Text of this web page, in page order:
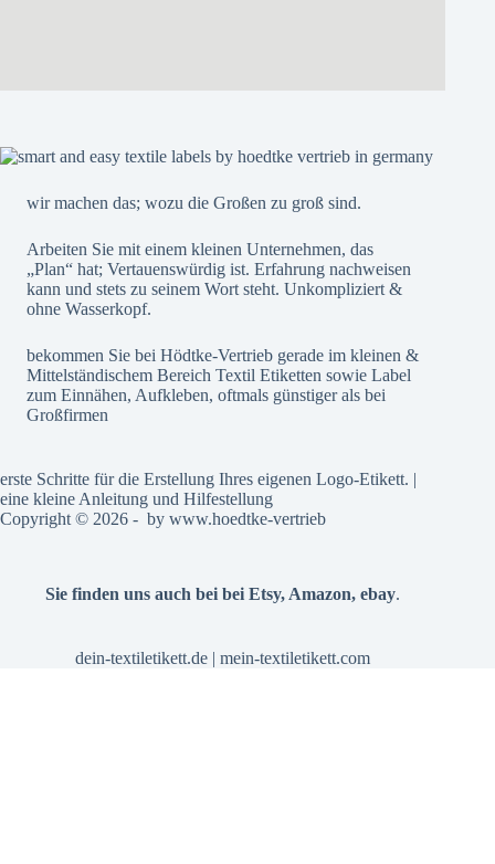
wir machen das; wozu die Großen zu groß sind.
Arbeiten Sie mit einem kleinen Unternehmen, das
„Plan“ hat; Vertauenswürdig ist. Erfahrung nachweisen
kann und stets zu seinem Wort steht. Unkompliziert &
ohne Wasserkopf.
bekommen Sie bei Hödtke-Vertrieb gerade im kleinen &
Mittelständischem Bereich Textil Etiketten sowie Label
zum Einnähen, Aufkleben, oftmals günstiger als bei
Großfirmen
erste Schritte für die Erstellung Ihres eigenen Logo-Etikett. |
eine kleine Anleitung und Hilfestellung
Copyright © 2026 - by www.hoedtke-vertrieb
Sie finden uns auch bei beiEtsy, Amazon,ebay.
dein-textiletikett.de |mein-textiletikett.com